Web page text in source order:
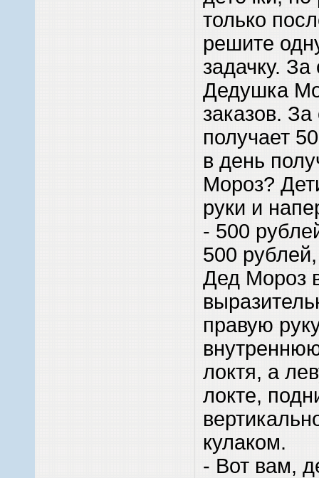
только
решите
задачку.
Дедушка
заказов. За
получает
в день
Мороз?
руки и
- 500
500
Дед Мороз
правую
локтя, а
локте,
кулаком.
- Вот вам,